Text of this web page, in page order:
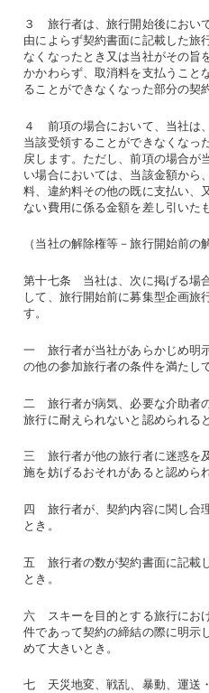
３ 旅行者は、旅行開始後におい
由によらず契約書面に記載した旅
なくなったとき又は当社がその旨
かかわらず、取消料を支払うこと
ることができなくなった部分の契
４ 前項の場合において、当社は
当該受領することができなくなっ
戻します。ただし、前項の場合が
い場合においては、当該金額から
料、違約料その他の既に支払い、
ない費用に係る金額を差し引いた
（当社の解除権等－旅行開始前の
第十七条 当社は、次に掲げる場
して、旅行開始前に募集型企画旅
す。
一 旅行者が当社があらかじめ明
の他の参加旅行者の条件を満たし
二 旅行者が病気、必要な介助者
旅行に耐えられないと認められる
三 旅行者が他の旅行者に迷惑を
施を妨げるおそれがあると認めら
四 旅行者が、契約内容に関し合
とき。
五 旅行者の数が契約書面に記載
とき。
六 スキーを目的とする旅行にお
件であって契約の締結の際に明示
めて大きいとき。
七 天災地変、戦乱、暴動、運送